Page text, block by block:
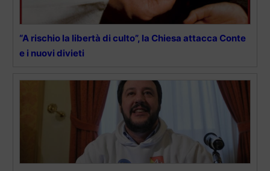
“A rischio la libertà di culto”, la Chiesa attacca Conte
e i nuovi divieti